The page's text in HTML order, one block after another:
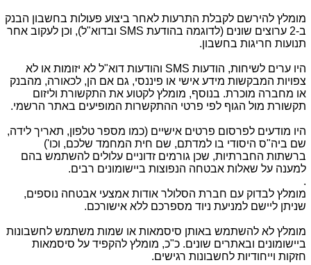
מומלץ להירשם לקבלת התרעות לאחר ביצוע פעולות בחשבון הבנק
ב-2 ערוצים שונים (לדוגמה בהודעת
SMS ובדוא"ל), וכן לעקוב אחר
תנועות חריגות בחשבון.
היו ערים לשיחות, הודעות SMS והודעות דוא"ל לא יזומות או לא
צפויות המבקשות מידע אישי או פיננסי, גם אם הן, לכאורה, מהבנק
או מחברה מוכרת. בנוסף, מומלץ לקטוע את התקשורת וליזום
תקשורת מול הגוף לפי פרטי ההתקשרות המופיעים באתר הרשמי.
היו מודעים לפרסום פרטים אישיים (כמו מספר טלפון, תאריך לידה,
שם ביה"ס היסודי בו למדתם, שם חית המחמד שלכם, וכו')
ברשתות החברתיות, שכן גורמים זדוניים עלולים להשתמש בהם
למענה על שאלות אבטחה הנפוצות ביישומונים רבים.
.
מומלץ לבדוק עם חברת הסלולר אודות אמצעי אבטחה נוספים,
שניתן ליישם למניעת ניוד מספרכם ללא אישורכם.
מומלץ לא להשתמש באותן סיסמאות או שמות משתמש לחשבונות
ביישומונים ובאתרים שונים. כ"כ, מומלץ להקפיד על סיסמאות
חזקות וייחודיות לחשבונות רגישים.